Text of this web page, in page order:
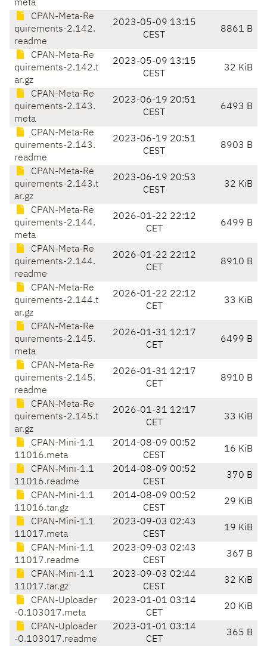
meta
CPAN-Meta-Re
quirements-2.142.
readme
2023-05-09 13:15
CEST
8861 B
CPAN-Meta-Re
quirements-2.142.t
ar.gz
2023-05-09 13:15
CEST
32 KiB
CPAN-Meta-Re
quirements-2.143.
meta
2023-06-19 20:51
CEST
6493 B
CPAN-Meta-Re
quirements-2.143.
readme
2023-06-19 20:51
CEST
8903 B
CPAN-Meta-Re
quirements-2.143.t
ar.gz
2023-06-19 20:53
CEST
32 KiB
CPAN-Meta-Re
quirements-2.144.
meta
2026-01-22 22:12
CET
6499 B
CPAN-Meta-Re
quirements-2.144.
readme
2026-01-22 22:12
CET
8910 B
CPAN-Meta-Re
quirements-2.144.t
ar.gz
2026-01-22 22:12
CET
33 KiB
CPAN-Meta-Re
quirements-2.145.
meta
2026-01-31 12:17
CET
6499 B
CPAN-Meta-Re
quirements-2.145.
readme
2026-01-31 12:17
CET
8910 B
CPAN-Meta-Re
quirements-2.145.t
ar.gz
2026-01-31 12:17
CET
33 KiB
CPAN-Mini-1.1
11016.meta
2014-08-09 00:52
CEST
16 KiB
CPAN-Mini-1.1
11016.readme
2014-08-09 00:52
CEST
370 B
CPAN-Mini-1.1
11016.tar.gz
2014-08-09 00:52
CEST
29 KiB
CPAN-Mini-1.1
11017.meta
2023-09-03 02:43
CEST
19 KiB
CPAN-Mini-1.1
11017.readme
2023-09-03 02:43
CEST
367 B
CPAN-Mini-1.1
11017.tar.gz
2023-09-03 02:44
CEST
32 KiB
CPAN-Uploader
-0.103017.meta
2023-01-01 03:14
CET
20 KiB
CPAN-Uploader
-0.103017.readme
2023-01-01 03:14
CET
365 B